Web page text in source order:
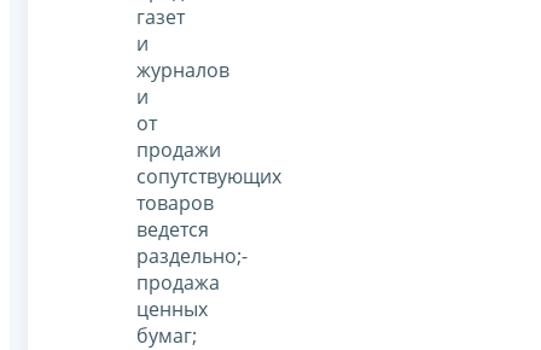
газет
и
журналов
и
от
продажи
сопутствующих
товаров
ведется
раздельно;-
продажа
ценных
бумаг;